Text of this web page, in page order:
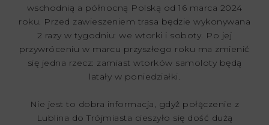
wschodnią a północną Polską od 16 marca 2024
roku. Przed zawieszeniem trasa będzie wykonywana
2 razy w tygodniu: we wtorki i soboty. Po jej
przywróceniu w marcu przyszłego roku ma zmienić
się jedna rzecz: zamiast wtorków samoloty będą
latały w poniedziałki.
Nie jest to dobra informacja, gdyż połączenie z
Lublina do Trójmiasta cieszyło się dość dużą